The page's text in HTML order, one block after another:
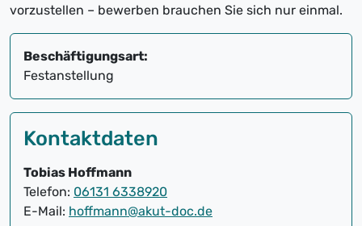
vorzustellen – bewerben brauchen Sie sich nur einmal.
Beschäftigungsart:
Festanstellung
Kontaktdaten
Tobias Hoffmann
Telefon: 06131 6338920
E-Mail: hoffmann@akut-doc.de